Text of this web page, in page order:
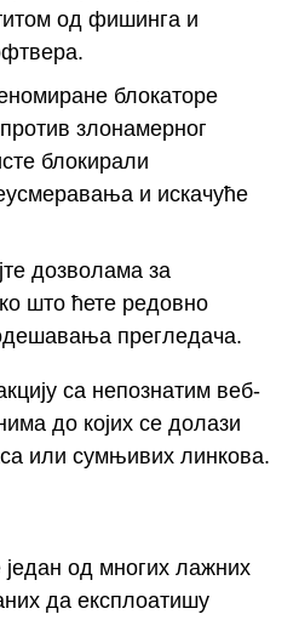
од фишинга и
блокаторе
злонамерног
блокирали
и искачуће
дозволама за
што ћете редовно
прегледача.
са непознатим веб-
до којих се долази
или сумњивих линкова.
од многих лажних
да експлоатишу